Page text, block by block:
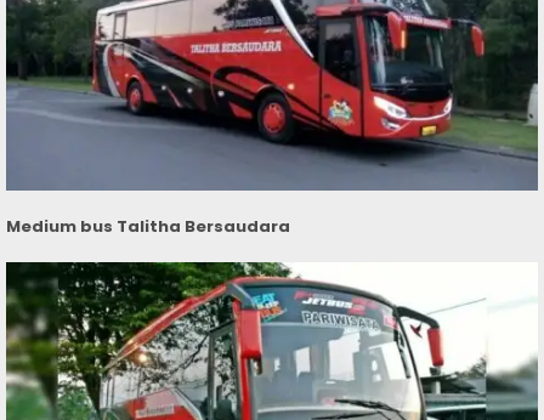
Medium bus Talitha Bersaudara